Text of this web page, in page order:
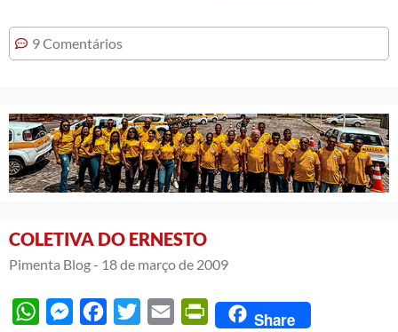
9 Comentários
COLETIVA DO ERNESTO
Pimenta Blog - 18 de março de 2009
WhatsAppMessengerFacebook
Twitter Email PrintFriendly
Share